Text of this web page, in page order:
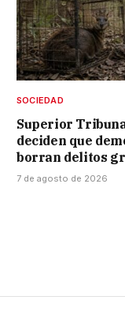
SOCIEDAD
Superior
deciden que
borran delitos
7 de agosto de 2026